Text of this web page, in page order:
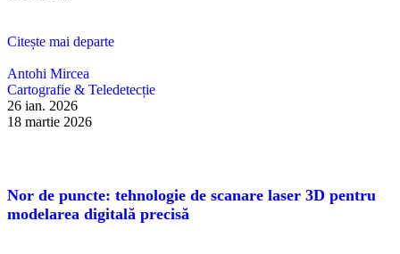
Citește mai departe
Antohi Mircea
Cartografie & Teledetecție
26 ian. 2026
18 martie 2026
Nor de puncte: tehnologie de scanare laser 3D pentru
modelarea digitală precisă